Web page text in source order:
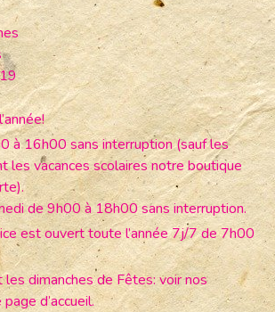
à 16h00 sans interruption (sauf les
les vacances scolaires notre boutique
de 9h00 à 18h00 sans interruption.
est ouvert toute l’année 7j/7 de 7h00
dimanches de Fêtes: voir nos
d’accueil.